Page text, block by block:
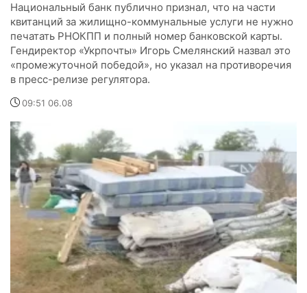
Национальный банк публично признал, что на части
квитанций за жилищно-коммунальные услуги не нужно
печатать РНОКПП и полный номер банковской карты.
Гендиректор «Укрпочты» Игорь Смелянский назвал это
«промежуточной победой», но указал на противоречия
в пресс-релизе регулятора.
09:51 06.08